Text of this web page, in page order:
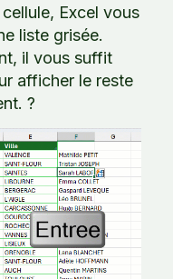
Excel vous
liste grisée.
il vous suffit
afficher le reste
?